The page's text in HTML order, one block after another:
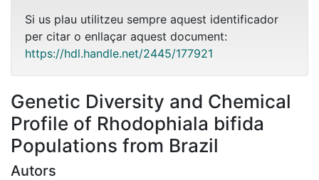
Si us plau utilitzeu sempre aquest identificador
per citar o enllaçar aquest document:
https://hdl.handle.net/2445/177921
Genetic Diversity and Chemical
Profile of Rhodophiala bifida
Populations from Brazil
Autors